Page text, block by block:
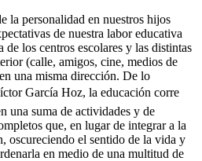
la personalidad en nuestros hijos
de nuestra labor educativa
los centros escolares y las distintas
(calle, amigos, cine, medios de
una misma dirección. De lo
García Hoz, la educación corre
una suma de actividades y de
que, en lugar de integrar a la
oscureciendo el sentido de la vida y
en medio de una multitud de